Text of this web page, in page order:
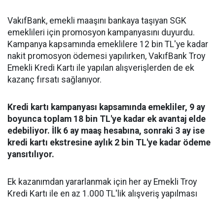
VakıfBank, emekli maaşını bankaya taşıyan SGK
emeklileri için promosyon kampanyasını duyurdu.
Kampanya kapsamında emeklilere 12 bin TL'ye kadar
nakit promosyon ödemesi yapılırken, VakıfBank Troy
Emekli Kredi Kartı ile yapılan alışverişlerden de ek
kazanç fırsatı sağlanıyor.
Kredi kartı kampanyası kapsamında emekliler, 9 ay
boyunca toplam 18 bin TL'ye kadar ek avantaj elde
edebiliyor. İlk 6 ay maaş hesabına, sonraki 3 ay ise
kredi kartı ekstresine aylık 2 bin TL'ye kadar ödeme
yansıtılıyor.
Ek kazanımdan yararlanmak için her ay Emekli Troy
Kredi Kartı ile en az 1.000 TL'lik alışveriş yapılması